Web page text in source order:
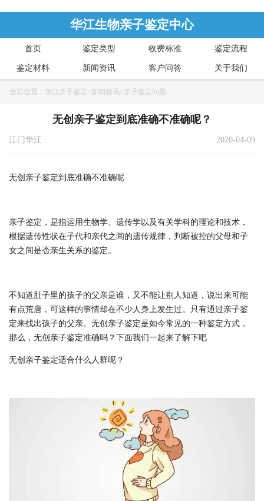
华江生物亲子鉴定中心
首页 鉴定类型 收费标准 鉴定流程
鉴定材料 新闻资讯 客户问答 关于我们
当前位置： 华江亲子鉴定 >新闻资讯 >亲子鉴定问题
无创亲子鉴定到底准确不准确呢？
江门华江 2020-04-09
无创亲子鉴定到底准确不准确呢
亲子鉴定，是指运用生物学、遗传学以及有关学科的理论和技术，
根据遗传性状在子代和亲代之间的遗传规律，判断被控的父母和子
女之间是否亲生关系的鉴定。
不知道肚子里的孩子的父亲是谁，又不能让别人知道，说出来可能
有点荒唐，可这样的事情却在不少人身上发生过。只有通过亲子鉴
定来找出孩子的父亲。无创亲子鉴定是如今常见的一种鉴定方式，
那么，无创亲子鉴定准确吗？下面我们一起来了解下吧
无创亲子鉴定适合什么人群呢？